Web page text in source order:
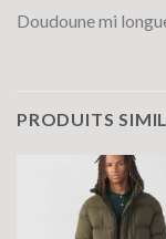
Doudoune mi
PRODUITS